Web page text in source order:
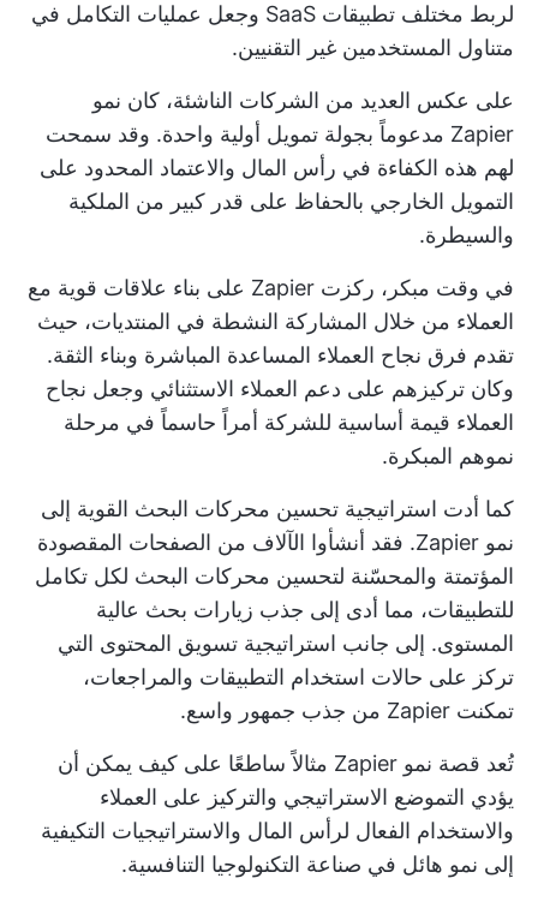
لربط مختلف تطبيقات SaaS وجعل عمليات التكامل في
متناول المستخدمين غير التقنيين.
على عكس العديد من الشركات الناشئة، كان نمو
Zapier مدعوماً بجولة تمويل أولية واحدة. وقد سمحت
لهم هذه الكفاءة في رأس المال والاعتماد المحدود على
التمويل الخارجي بالحفاظ على قدر كبير من الملكية
والسيطرة.
في وقت مبكر، ركزت Zapier على بناء علاقات قوية مع
العملاء من خلال المشاركة النشطة في المنتديات، حيث
تقدم فرق نجاح العملاء المساعدة المباشرة وبناء الثقة.
وكان تركيزهم على دعم العملاء الاستثنائي وجعل نجاح
العملاء قيمة أساسية للشركة أمراً حاسماً في مرحلة
نموهم المبكرة.
كما أدت استراتيجية تحسين محركات البحث القوية إلى
نمو Zapier. فقد أنشأوا الآلاف من الصفحات المقصودة
المؤتمتة والمحسّنة لتحسين محركات البحث لكل تكامل
للتطبيقات، مما أدى إلى جذب زيارات بحث عالية
المستوى. إلى جانب استراتيجية تسويق المحتوى التي
تركز على حالات استخدام التطبيقات والمراجعات،
تمكنت Zapier من جذب جمهور واسع.
تُعد قصة نمو Zapier مثالاً ساطعًا على كيف يمكن أن
يؤدي التموضع الاستراتيجي والتركيز على العملاء
والاستخدام الفعال لرأس المال والاستراتيجيات التكيفية
إلى نمو هائل في صناعة التكنولوجيا التنافسية.